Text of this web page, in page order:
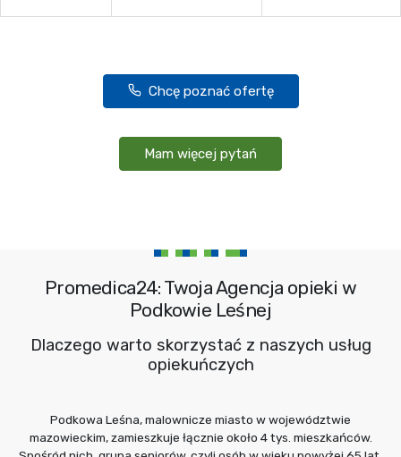
Chcę poznać ofertę
Mam więcej pytań
Promedica24: Twoja Agencja opieki w
Podkowie Leśnej
Dlaczego warto skorzystać z naszych usług
opiekuńczych
Podkowa Leśna, malownicze miasto w województwie
mazowieckim, zamieszkuje łącznie około 4 tys. mieszkańców.